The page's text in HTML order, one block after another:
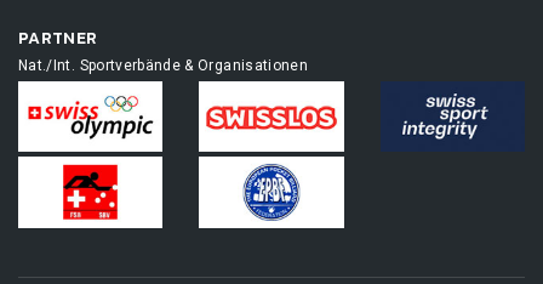
PARTNER
Nat./Int. Sportverbände & Organisationen